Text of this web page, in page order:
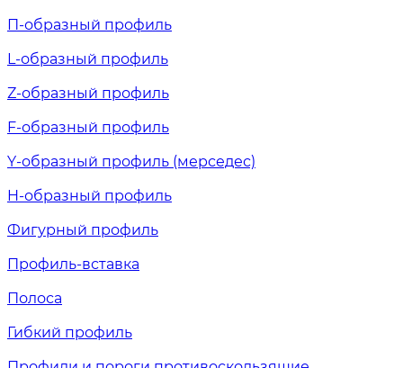
П-образный профиль
L-образный профиль
Z-образный профиль
F-образный профиль
Y-образный профиль (мерседес)
H-образный профиль
Фигурный профиль
Профиль-вставка
Полоса
Гибкий профиль